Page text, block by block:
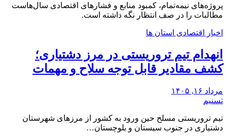
‌پروژه‌های نیمه‌تمام، کمبود منابع و فشارهای اقتصادی‌ سال‌هاست
‌مطالبات ‌را در صف انتظار نگه داشته است.
اخبار اقتصادی استان ها
انهدام تیم تروریستی در مرز دشتیاری؛
کشف مقادیر قابل توجه سلاح و مهمات
مرداد ۱۶, ۱۴۰۵
تسنیم
تیم تروریستی مسلح حین ورود به کشور از مرزهای شهرستان
دشتیاری در جنوب سیستان و بلوچستان…